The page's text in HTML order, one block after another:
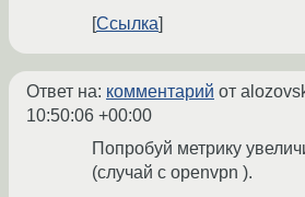
Ссылка
Ответ на: комментарий от
10:50:06 +00:00
Попробуй метрику
(случай с openvpn ).